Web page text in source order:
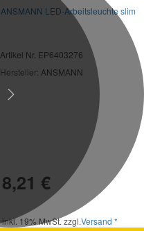
ANSMANN LED-Arbeitsleuchte slim
Artikel Nr. EP6403276
Hersteller: ANSMANN
8,21 €
inkl. 19% MwSt. zzgl.Versand *
Next